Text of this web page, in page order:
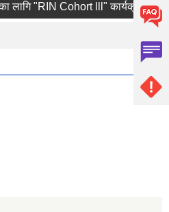
लागि "RIN Cohort lll" कार्यक्रममा